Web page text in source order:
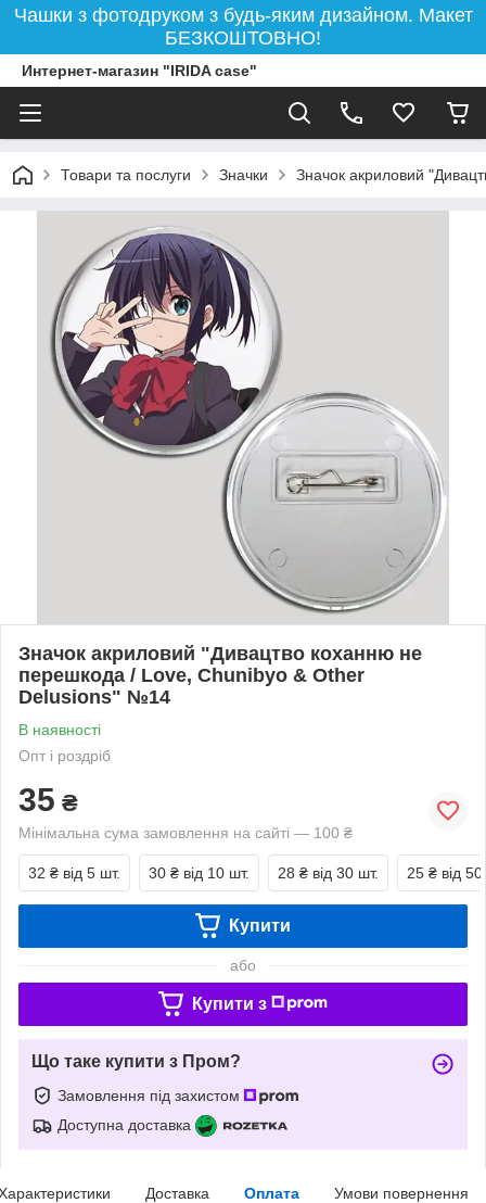
Чашки з фотодруком з будь-яким дизайном. Макет
БЕЗКОШТОВНО!
Интернет-магазин "IRIDA case"
Товари та послуги Значки Значок акриловий
Значок акриловий "Дивацтво коханню не
перешкода / Love, Chunibyo & Other
Delusions" №14
В наявності
Опт і роздріб
35 ₴
Мінімальна сума замовлення на сайті — 100 ₴
32 ₴ від 5 шт. 30 ₴ від 10 шт. 28 ₴ від 30 шт. 25 ₴ від
Купити
або
Купити з
Що таке купити з Пром?
Замовлення під захистом
Доступна доставка
Доставка Оплата Умови повернення